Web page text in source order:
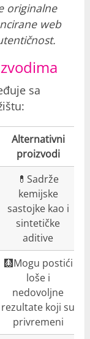
originalne
web
sa
Alternativni
proizvodi
💊Sadrže
kemijske
sastojke kao i
sintetičke
aditive
🩻Mogu postići
loše i
nedovoljne
rezultate koji su
privremeni